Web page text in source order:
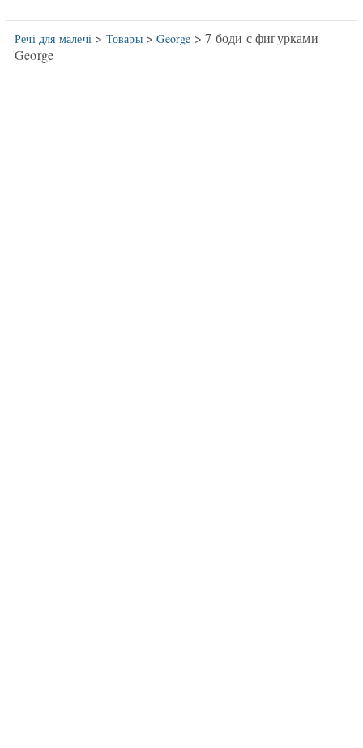
Речі для малечі > Товары>George > 7 боди с фигурками
George